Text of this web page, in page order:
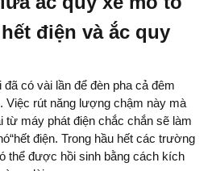
điện và ắc quy
có vài lần để đèn pha cả đêm
Việc rút năng lượng chậm này mà
từ máy phát điện chắc chắn sẽ làm
điện. Trong hầu hết các trường
thể được hồi sinh bằng cách kích